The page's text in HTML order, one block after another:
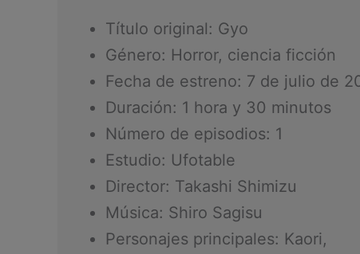
Título original: Gyo
Género: Horror, ciencia ficción
Fecha de estreno: 7 de julio de
Duración: 1 hora y 30 minutos
Número de episodios: 1
Estudio: Ufotable
Director: Takashi Shimizu
Música: Shiro Sagisu
Personajes principales: Kaori,